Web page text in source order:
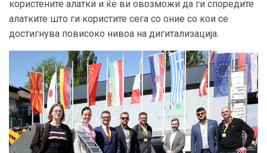
користените алатки и ќе ви овозможи да ги споредите
алатките што ги користите сега со оние со кои се
достигнува повисоко нивоа на дигитализација.